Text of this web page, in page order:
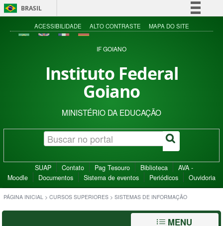
BRASIL
Simplifique!
Acesso à informação
ACESSIBILIDADE ALTO CONTRASTE MAPA DO SITE
IF GOIANO
Instituto Federal
Goiano
MINISTÉRIO DA EDUCAÇÃO
SUAP Contato Pag Tesouro Biblioteca
AVA -
Moodle
Documentos Sistema de eventos Periódicos Ouvidoria
PÁGINA INICIAL > CURSOS SUPERIORES > SISTEMAS DE INFORMAÇÃO
MENU